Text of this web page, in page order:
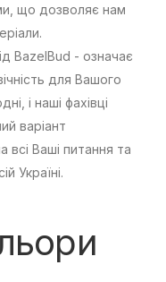
що дозволяє нам
BazelBud - означає
для Вашого
і наші фахівці
варіант
всі Ваші питання та
Україні.